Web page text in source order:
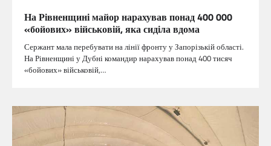
На Рівненщині майор нарахував понад 400 000
«бойових» військовій, яка сиділа вдома
Сержант мала перебувати на лінії фронту у Запорізькій області.
На Рівненщині у Дубні командир нарахував понад 400 тисяч
«бойових» військовій,…